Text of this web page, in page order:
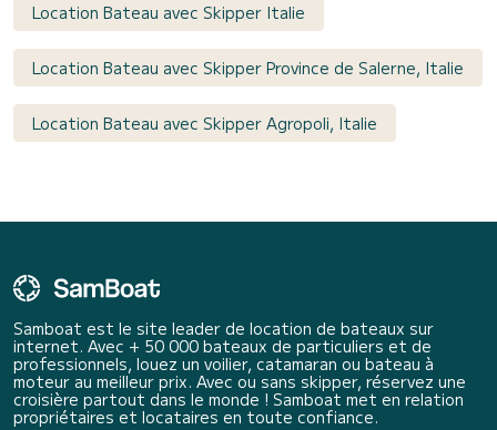
Location Bateau avec Skipper Italie
Location Bateau avec Skipper Province de Salerne, Italie
Location Bateau avec Skipper Agropoli, Italie
Samboat est le site leader de location de bateaux sur
internet. Avec + 50 000 bateaux de particuliers et de
professionnels, louez un voilier, catamaran ou bateau à
moteur au meilleur prix. Avec ou sans skipper, réservez une
croisière partout dans le monde ! Samboat met en relation
propriétaires et locataires en toute confiance.